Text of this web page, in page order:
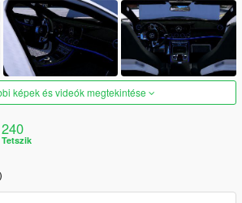
képek és videók megtekintése
240
Tetszik